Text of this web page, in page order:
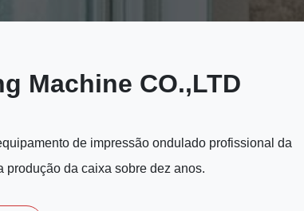
Machine CO.,LTD
de impressão ondulado profissional da
da caixa sobre dez anos.